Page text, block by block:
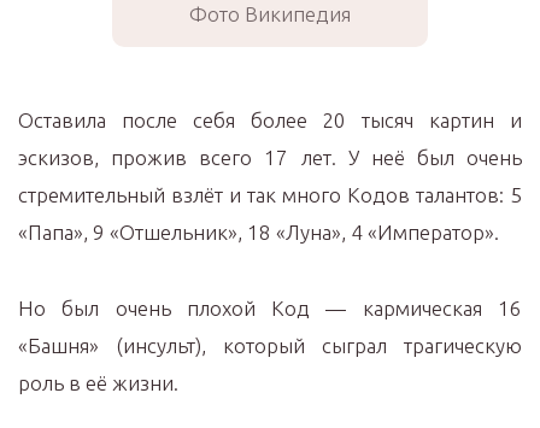
Фото Википедия
Оставила после себя более 20 тысяч картин и
эскизов, прожив всего 17 лет. У неё был очень
стремительный взлёт и так много Кодов талантов: 5
«Папа», 9 «Отшельник», 18 «Луна», 4 «Император».
Но был очень плохой Код — кармическая 16
«Башня» (инсульт), который сыграл трагическую
роль в её жизни.